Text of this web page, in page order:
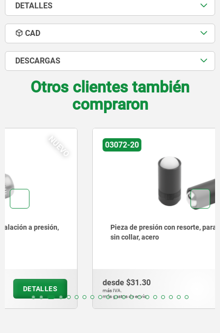
DETALLES
CAD
DESCARGAS
Otros clientes también
compraron
03072-20
Pieza de presión con resorte, para montaje a presión,
desde
más IVA.
más gastos de envío